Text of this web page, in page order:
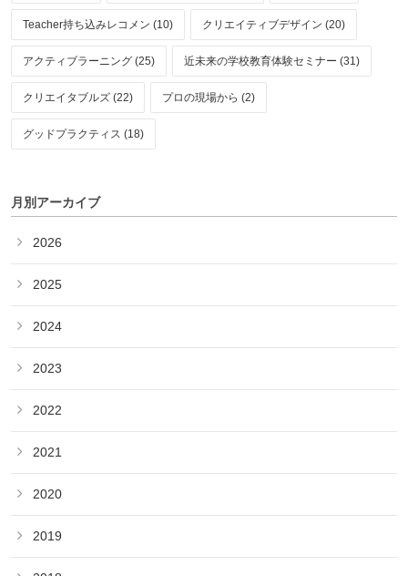
Teacher持ち込みレコメン (10) クリエイティブデザイン (20)
アクティブラーニング (25) 近未来の学校教育体験セミナー (31)
クリエイタブルズ (22) プロの現場から (2)
グッドプラクティス (18)
月別アーカイブ
2026
2025
2024
2023
2022
2021
2020
2019